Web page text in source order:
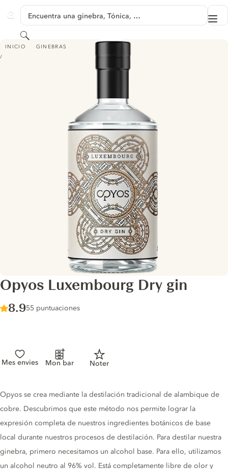
GINVENTORY
Encuentra una ginebra, Tónica, …
Buscar
INICIO GINEBRAS
OPYOS LUXEMBOURG DRY GIN
Opyos Luxembourg Dry gin
Score :
8.9/ 10
55 puntuaciones
Mes envies Mon bar Noter
Gin description
Opyos se crea mediante la destilación tradicional de alambique de
cobre. Descubrimos que este método nos permite lograr la
expresión completa de nuestros ingredientes botánicos de base
local durante nuestros procesos de destilación. Para destilar nuestra
ginebra, primero necesitamos un alcohol base. Para ello, utilizamos
un alcohol neutro al 96% vol. Está completamente libre de olor y